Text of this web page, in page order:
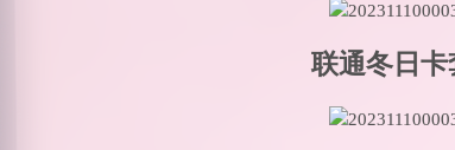
联通冬日卡